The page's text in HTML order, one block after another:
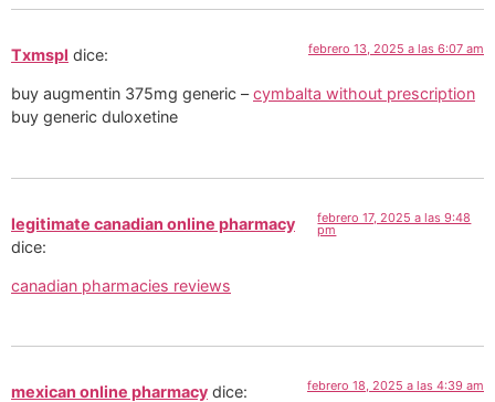
Txmspl dice: febrero 13, 2025 a las 6:07 am
buy augmentin 375mg generic –cymbalta without prescription
buy generic duloxetine
legitimate canadian online pharmacy
dice:
febrero 17, 2025 a las 9:48
pm
canadian pharmacies reviews
mexican online pharmacy dice: febrero 18, 2025 a las 4:39 am